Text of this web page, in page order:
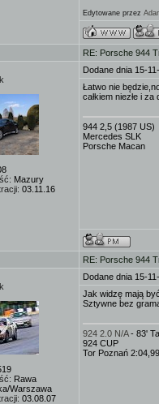
Edytowane przez
RE: Porsche 944
Mazury
03.11.16
Dodane dnia 15-
Łatwo nie
całkiem niezłe i
944 2,5 (1987 US)
Mercedes SLK
Porsche Macan
RE: Porsche 944
Rawa
Warszawa
03.08.07
Dodane dnia 15-
Jak widzę mają
Sztywne bez
924 2.0 N/A- 83'
924 CUP
Tor Poznań